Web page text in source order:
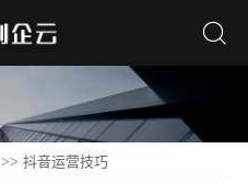
>>抖音运营技巧